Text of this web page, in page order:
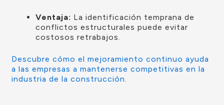
Ventaja: La identificación temprana de
conflictos estructurales puede evitar
costosos retrabajos.
Descubre cómo el mejoramiento continuo ayuda
a las empresas a mantenerse competitivas en la
industria de la construcción.